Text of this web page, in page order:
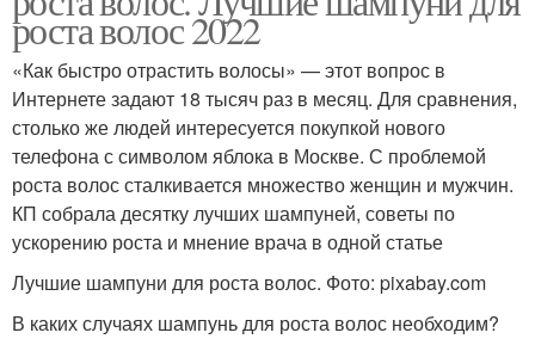
роста волос 2022
«Как быстро отрастить волосы» — этот вопрос в
Интернете задают 18 тысяч раз в месяц. Для сравнения,
столько же людей интересуется покупкой нового
телефона с символом яблока в Москве. С проблемой
роста волос сталкивается множество женщин и мужчин.
КП собрала десятку лучших шампуней, советы по
ускорению роста и мнение врача в одной статье
Лучшие шампуни для роста волос. Фото: pixabay.com
В каких случаях шампунь для роста волос необходим?